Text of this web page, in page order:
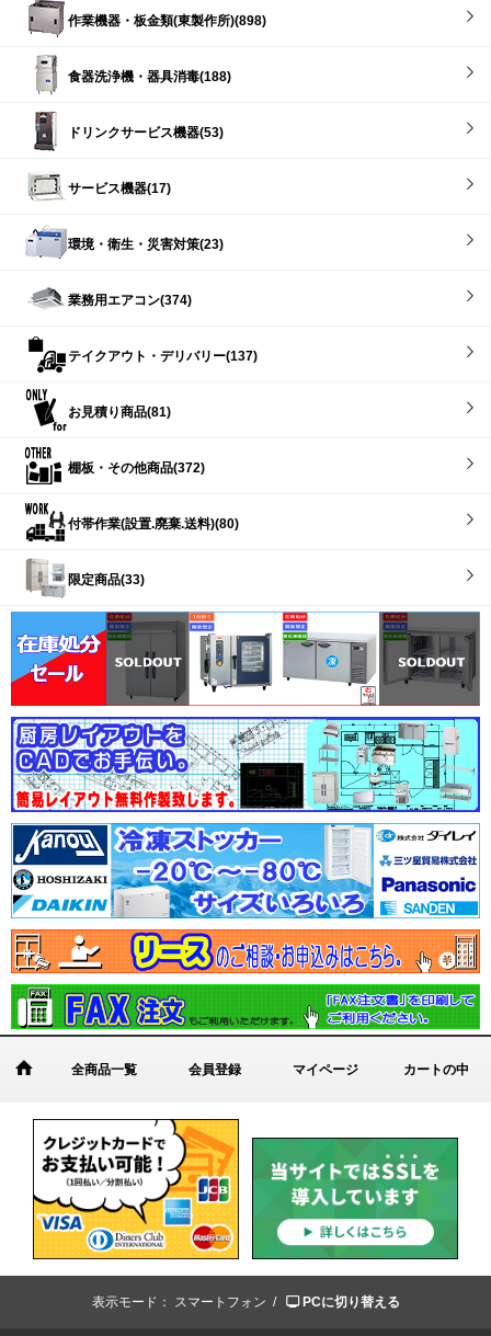
作業機器・板金類(東製作所)(898)
食器洗浄機・器具消毒(188)
ドリンクサービス機器(53)
サービス機器(17)
環境・衛生・災害対策(23)
業務用エアコン(374)
テイクアウト・デリバリー(137)
お見積り商品(81)
棚板・その他商品(372)
付帯作業(設置.廃棄.送料)(80)
限定商品(33)
全商品一覧 会員登録 マイページ カートの中
表示モード： スマートフォン / PCに切り替える